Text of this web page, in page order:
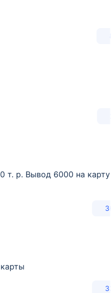
т. р. Вывод 6000 на карту
36
33